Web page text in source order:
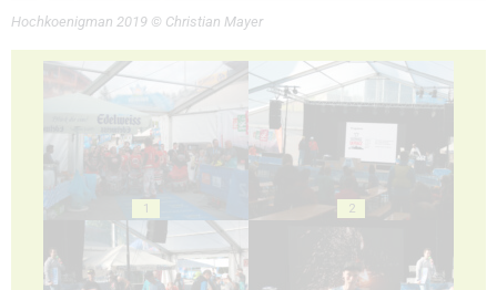
Hochkoenigman 2019 © Christian Mayer
1 2